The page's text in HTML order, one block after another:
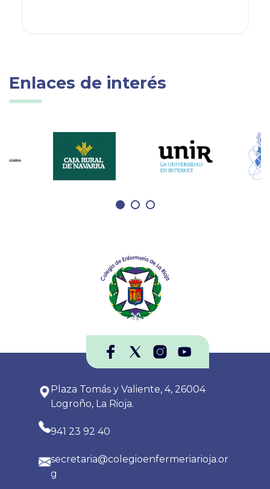
Enlaces de interés
Plaza Tomás y Valiente, 4, 26004
Logroño, La Rioja.
941 23 92 40
secretaria@colegioenfermeriarioja.or
g